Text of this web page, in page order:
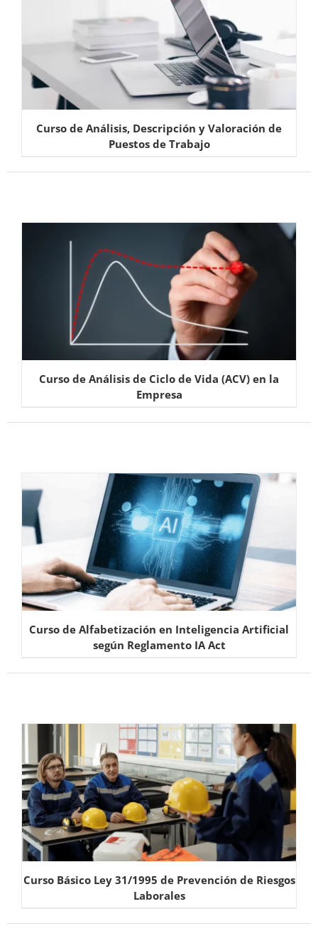
Curso de Análisis, Descripción y Valoración de
Puestos de Trabajo
Curso de Análisis de Ciclo de Vida (ACV) en la
Empresa
Curso de Alfabetización en Inteligencia Artificial
según Reglamento IA Act
Curso Básico Ley 31/1995 de Prevención de Riesgos
Laborales